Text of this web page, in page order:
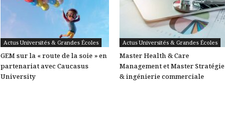
Actus Universités & Grandes Écoles
GEM sur la « route de la soie » en
partenariat avec Caucasus
University
Actus Universités & Grandes Écoles
Master Health & Care
Management et Master Stratégie
& ingénierie commerciale